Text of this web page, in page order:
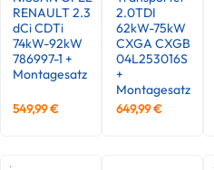
RENAULT 2.3
dCi CDTi
74kW-92kW
786997-1 +
Montagesatz
549,99€
2.0TDI
62kW-75kW
CXGA CXGB
04L253016S
+
Montagesatz
649,99€